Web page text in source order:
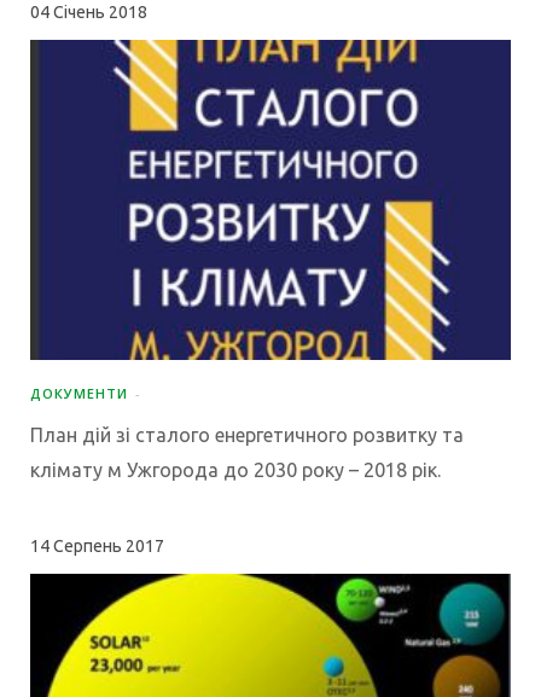
04Січень 2018
ДОКУМЕНТИ
План дій зі сталого енергетичного розвитку та
клімату м Ужгорода до 2030 року – 2018 рік.
14Серпень 2017